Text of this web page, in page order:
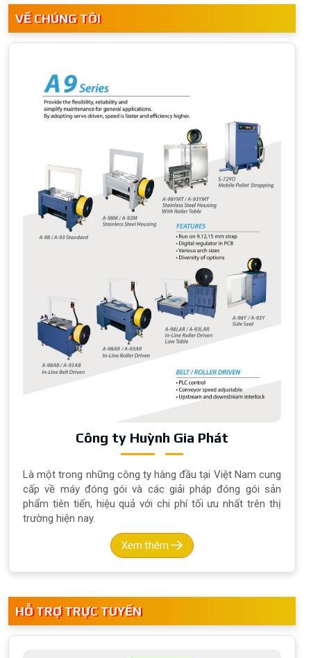
VỀ CHÚNG TÔI
Công ty Huỳnh Gia Phát
Là một trong những công ty hàng đầu tại Việt Nam cung
cấp về máy đóng gói và các giải pháp đóng gói sản
phẩm tiên tiến, hiệu quả với chi phí tối ưu nhất trên thị
trường hiện nay.
Xem thêm
HỖ TRỢ TRỰC TUYẾN